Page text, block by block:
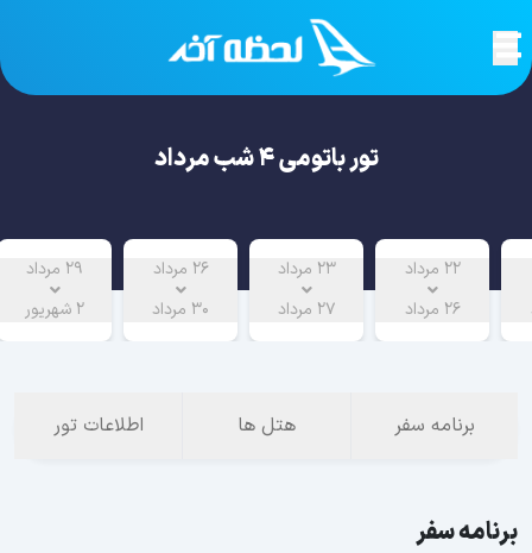
تور باتومی 4 شب مرداد
22 مرداد
26 مرداد
23 مرداد
27 مرداد
26 مرداد
30 مرداد
29 مرداد
2 شهریور
برنامه سفر هتل ها اطلاعات تور
برنامه سفر